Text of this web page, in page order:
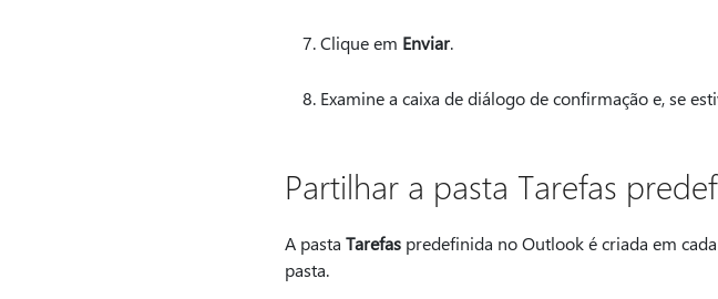
Clique em Enviar.
Examine a caixa de diálogo de confirmação e, se
Partilhar a pasta Tarefas
A pasta Tarefaspredefinida no Outlook é criada em
pasta.